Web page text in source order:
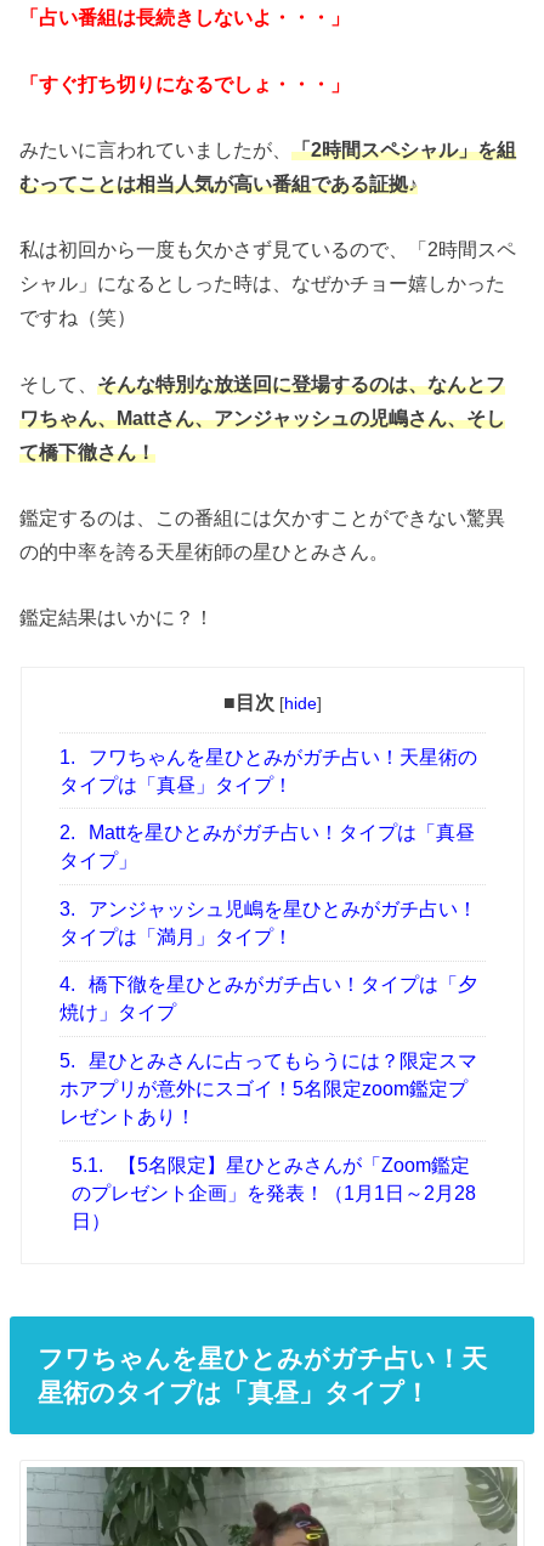
「占い番組は長続きしないよ・・・」
「すぐ打ち切りになるでしょ・・・」
みたいに言われていましたが、「2時間スペシャル」を組
むってことは相当人気が高い番組である証拠♪
私は初回から一度も欠かさず見ているので、「2時間スペ
シャル」になるとしった時は、なぜかチョー嬉しかった
ですね（笑）
そして、そんな特別な放送回に登場するのは、なんとフ
ワちゃん、Mattさん、アンジャッシュの児嶋さん、そし
て橋下徹さん！
鑑定するのは、この番組には欠かすことができない驚異
の的中率を誇る天星術師の星ひとみさん。
鑑定結果はいかに？！
■目次 [hide]
1.
フワちゃんを星ひとみがガチ占い！天星術の
タイプは「真昼」タイプ！
2.
Mattを星ひとみがガチ占い！タイプは「真昼
タイプ」
3.
アンジャッシュ児嶋を星ひとみがガチ占い！
タイプは「満月」タイプ！
4.
橋下徹を星ひとみがガチ占い！タイプは「夕
焼け」タイプ
5.
星ひとみさんに占ってもらうには？限定スマ
ホアプリが意外にスゴイ！5名限定zoom鑑定プ
レゼントあり！
5.1.
【5名限定】星ひとみさんが「Zoom鑑定
のプレゼント企画」を発表！（1月1日～2月28
日）
フワちゃんを星ひとみがガチ占い！天
星術のタイプは「真昼」タイプ！